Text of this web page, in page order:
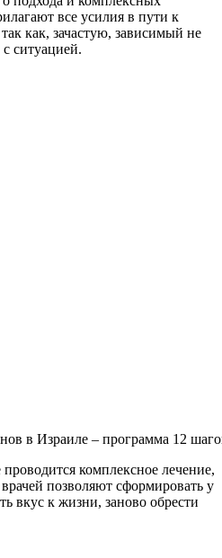
все усилия в пути к
как, зачастую, зависимый не
с ситуацией.
в Израиле – программа 12
комплексное лечение,
позволяют сформировать у
вкус к жизни, заново обрести